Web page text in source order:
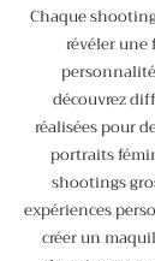
Chaque
révéler une
découvrez
réalisées pour
portraits
shootings
expériences
créer un